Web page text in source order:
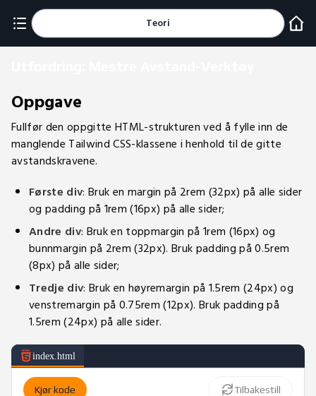
Teori
Oppgave
Fullfør den oppgitte HTML-strukturen ved å fylle inn de
manglende Tailwind CSS-klassene i henhold til de gitte
avstandskravene.
Første div: Bruk en margin på 2rem (32px) på alle sider
og padding på 1rem (16px) på alle sider;
Andre div: Bruk en toppmargin på 1rem (16px) og
bunnmargin på 2rem (32px). Bruk padding på 0.5rem
(8px) på alle sider;
Tredje div: Bruk en høyremargin på 1.5rem (24px) og
venstremargin på 0.75rem (12px). Bruk padding på
1.5rem (24px) på alle sider.
index.html
Kjør kode Tilbakestill